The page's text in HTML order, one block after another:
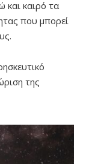
και καιρό τα
που μπορεί
της